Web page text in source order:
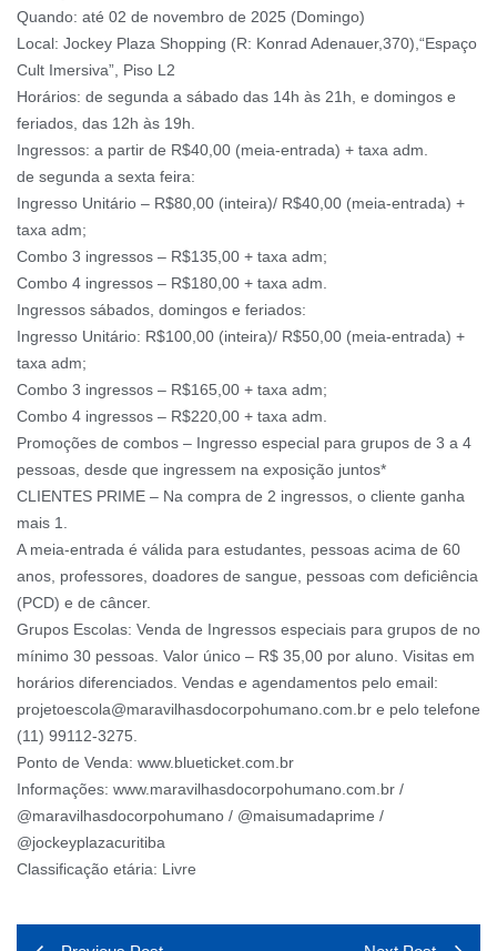
Quando: até 02 de novembro de 2025 (Domingo)
Local: Jockey Plaza Shopping (R: Konrad Adenauer,370),“Espaço
Cult Imersiva”, Piso L2
Horários: de segunda a sábado das 14h às 21h, e domingos e
feriados, das 12h às 19h.
Ingressos: a partir de R$40,00 (meia-entrada) + taxa adm.
de segunda a sexta feira:
Ingresso Unitário – R$80,00 (inteira)/ R$40,00 (meia-entrada) +
taxa adm;
Combo 3 ingressos – R$135,00 + taxa adm;
Combo 4 ingressos – R$180,00 + taxa adm.
Ingressos sábados, domingos e feriados:
Ingresso Unitário: R$100,00 (inteira)/ R$50,00 (meia-entrada) +
taxa adm;
Combo 3 ingressos – R$165,00 + taxa adm;
Combo 4 ingressos – R$220,00 + taxa adm.
Promoções de combos – Ingresso especial para grupos de 3 a 4
pessoas, desde que ingressem na exposição juntos*
CLIENTES PRIME – Na compra de 2 ingressos, o cliente ganha
mais 1.
A meia-entrada é válida para estudantes, pessoas acima de 60
anos, professores, doadores de sangue, pessoas com deficiência
(PCD) e de câncer.
Grupos Escolas: Venda de Ingressos especiais para grupos de no
mínimo 30 pessoas. Valor único – R$ 35,00 por aluno. Visitas em
horários diferenciados. Vendas e agendamentos pelo email:
projetoescola@maravilhasdocorpohumano.com.br e pelo telefone
(11) 99112-3275.
Ponto de Venda: www.blueticket.com.br
Informações: www.maravilhasdocorpohumano.com.br /
@maravilhasdocorpohumano / @maisumadaprime /
@jockeyplazacuritiba
Classificação etária: Livre